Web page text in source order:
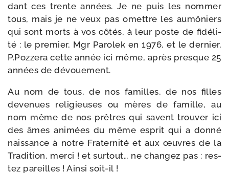
dant ces trente années. Je ne puis les nom­mer
tous, mais je ne veux pas omettre les aumô­niers
qui sont morts à vos côtés, à leur poste de fidé­li­
té : le pre­mier, Mgr Parolek en 1976, et le der­nier,
P.Pozzera cette année ici même, après presque 25
années de dévouement.
Au nom de tous, de nos familles, de nos filles
deve­nues reli­gieuses ou mères de famille, au
nom même de nos prêtres qui savent trou­ver ici
des âmes ani­mées du même esprit qui a don­né
nais­sance à notre Fraternité et aux œuvres de la
Tradition, mer­ci ! et sur­tout… ne chan­gez pas : res­
tez pareilles ! Ainsi soit-il !